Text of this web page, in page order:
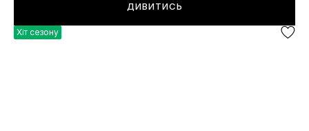
ДИВИТИСЬ
Хіт сезону